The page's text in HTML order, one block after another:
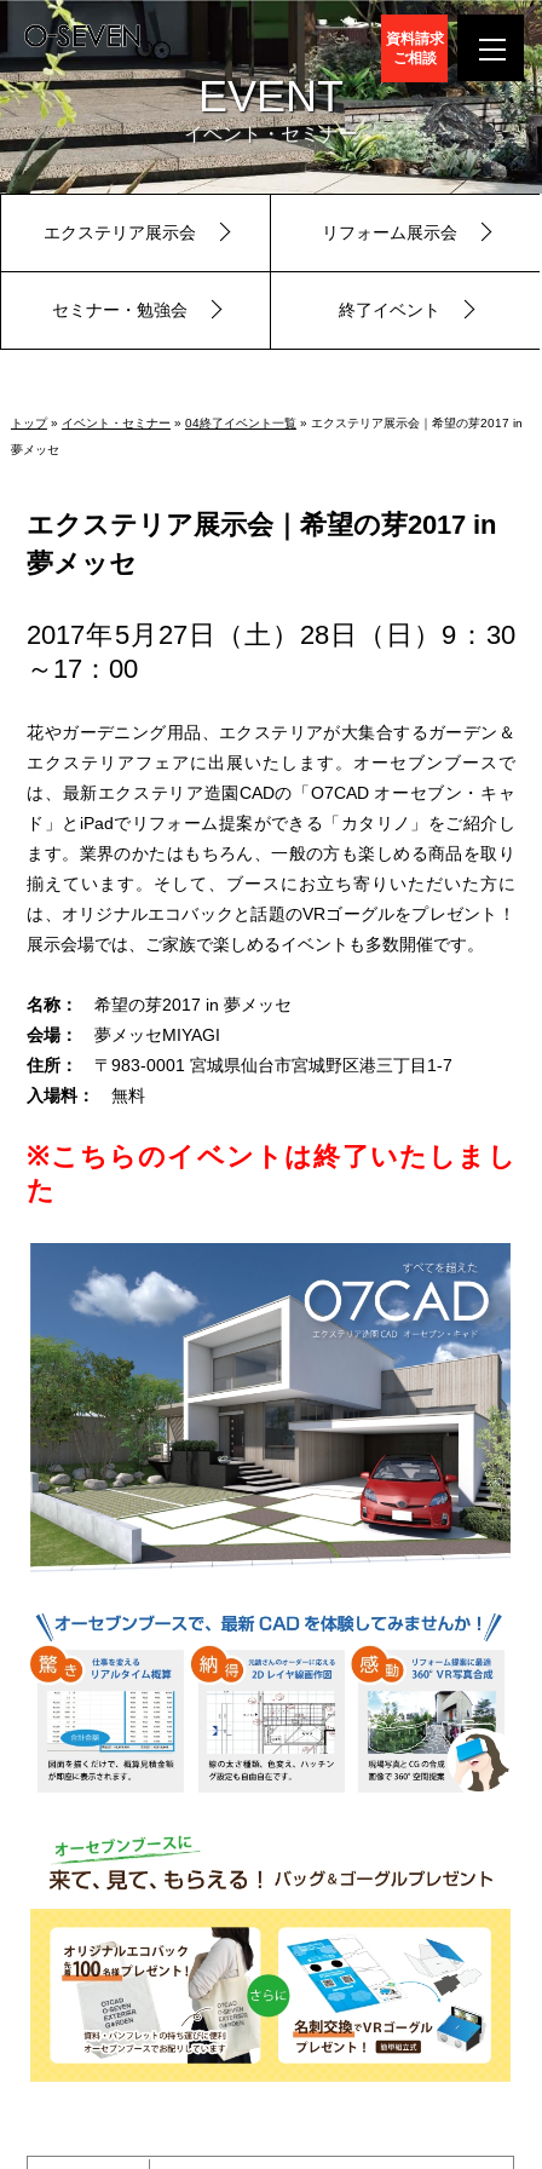
資料請求
ご相談
EVENT
イベント・セミナー
エクステリア展示会 リフォーム展示会
セミナー・勉強会 終了イベント
トップ» イベント・セミナー » 04終了イベント一覧» エクステリア展示会｜希望の芽2017 in
夢メッセ
エクステリア展示会｜希望の芽2017 in
夢メッセ
2017年5月27日（土）28日（日）9：30
～17：00
花やガーデニング用品、エクステリアが大集合するガーデン＆
エクステリアフェアに出展いたします。オーセブンブースで
は、最新エクステリア造園CADの「O7CAD オーセブン・キャ
ド」とiPadでリフォーム提案ができる「カタリノ」をご紹介し
ます。業界のかたはもちろん、一般の方も楽しめる商品を取り
揃えています。そして、ブースにお立ち寄りいただいた方に
は、オリジナルエコバックと話題のVRゴーグルをプレゼント！
展示会場では、ご家族で楽しめるイベントも多数開催です。
名称：希望の芽2017 in 夢メッセ
会場：夢メッセMIYAGI
住所： 〒983-0001 宮城県仙台市宮城野区港三丁目1-7
入場料：無料
※こちらのイベントは終了いたしまし
た